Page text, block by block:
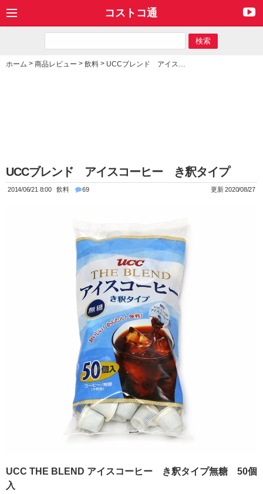
コストコ通
ホーム > 商品レビュー > 飲料 > UCCブレンド アイスコーヒー き釈タイプ
UCCブレンド アイスコーヒー き釈タイプ
2014/06/21 8:00 飲料 69 更新 2020/08/27
UCC THE BLEND アイスコーヒー き釈タイプ無糖 50個
入